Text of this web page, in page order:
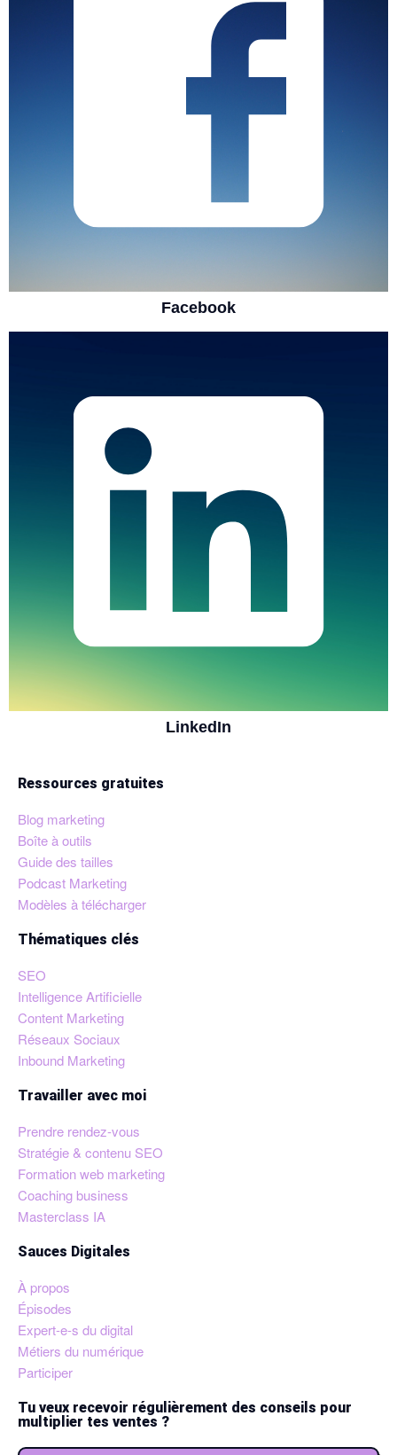
Facebook
LinkedIn
Ressources gratuites
Blog marketing
Boîte à outils
Guide des tailles
Podcast Marketing
Modèles à télécharger
Thématiques clés
SEO
Intelligence Artificielle
Content Marketing
Réseaux Sociaux
Inbound Marketing
Travailler avec moi
Prendre rendez-vous
Stratégie & contenu SEO
Formation web marketing
Coaching business
Masterclass IA
Sauces Digitales
À propos
Épisodes
Expert-e-s du digital
Métiers du numérique
Participer
Tu veux recevoir régulièrement des conseils pour
multiplier tes ventes ?